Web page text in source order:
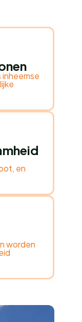
en
worden